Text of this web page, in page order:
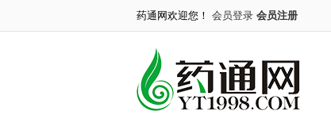
药通网欢迎您！ 会员登录 会员注册